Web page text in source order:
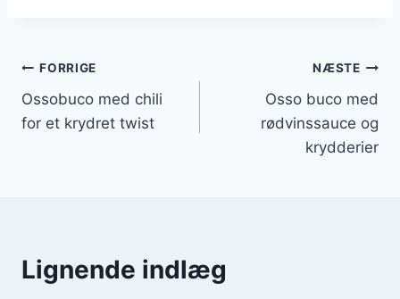
Indlægsnavigation
FORRIGE
Ossobuco med chili
for et krydret twist
NÆSTE
Osso buco med
rødvinssauce og
krydderier
Lignende indlæg